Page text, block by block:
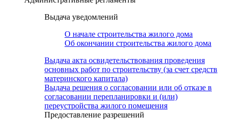
Выдача уведомлений
О начале строительства жилого дома
Об окончании строительства жилого дома
Выдача акта освидетельствования проведения
основных работ по строительству (за счет средств
материнского капитала)
Выдача решения о согласовании или об отказе в
согласовании перепланировки и (или)
переустройства жилого помещения
Предоставление разрешений